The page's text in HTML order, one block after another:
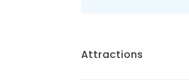
Attractions